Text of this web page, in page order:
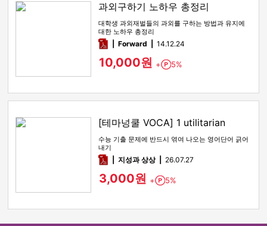
과외구하기 노하우 총정리
대학생 과외재벌들의 과외를 구하는 방법과 유지에
대한 노하우 총정리
pdfForward 14.12.24
10,000원 + Point
5%
[테마넝쿨 VOCA] 1 utilitarian
수능 기출 문제에 반드시 엮여 나오는 영어단어 긁어
내기
pdf지성과 상상 26.07.27
3,000원 + Point
5%